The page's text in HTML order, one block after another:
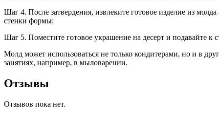
Шаг 4. После затвердения, извлеките готовое изделие из молда
стенки формы;
Шаг 5. Поместите готовое украшение на десерт и подавайте к
Молд может использоваться не только кондитерами, но и в
занятиях, например, в мыловарении.
Отзывы
Отзывов пока нет.